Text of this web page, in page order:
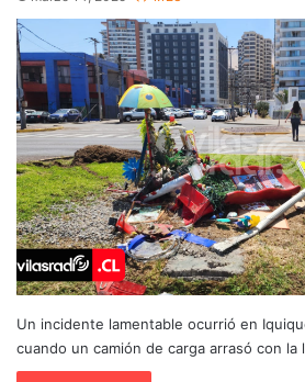
Un incidente lamentable ocurrió en
cuando un camión de carga arrasó con